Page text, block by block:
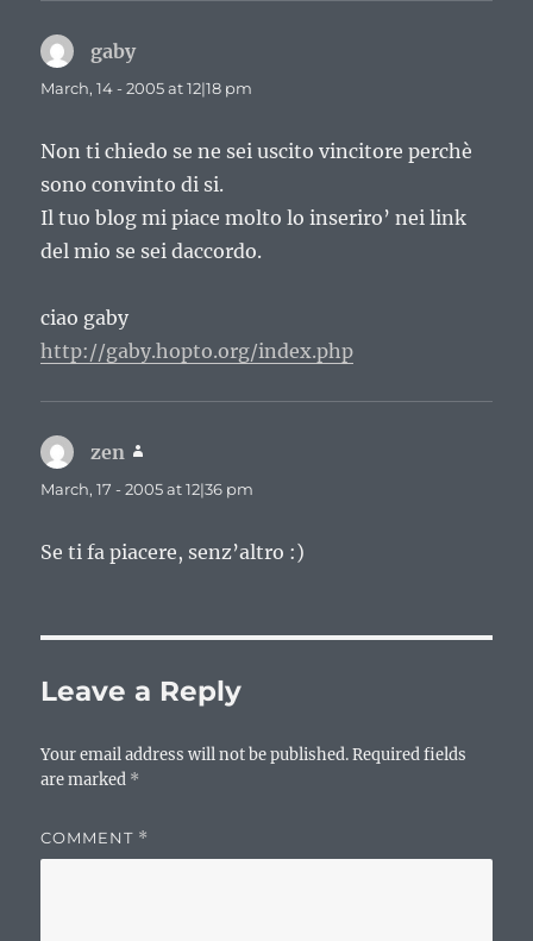
gabysays:
March, 14 - 2005 at 12|18 pm
Non ti chiedo se ne sei uscito vincitore perchè
sono convinto di si.
Il tuo blog mi piace molto lo inseriro’ nei link
del mio se sei daccordo.
ciao gaby
http://gaby.hopto.org/index.php
zen
March, 17 - 2005 at 12|36 pm
Se ti fa piacere, senz’altro :)
Leave a Reply
Your email address will not be published. Required fields
are marked *
COMMENT *